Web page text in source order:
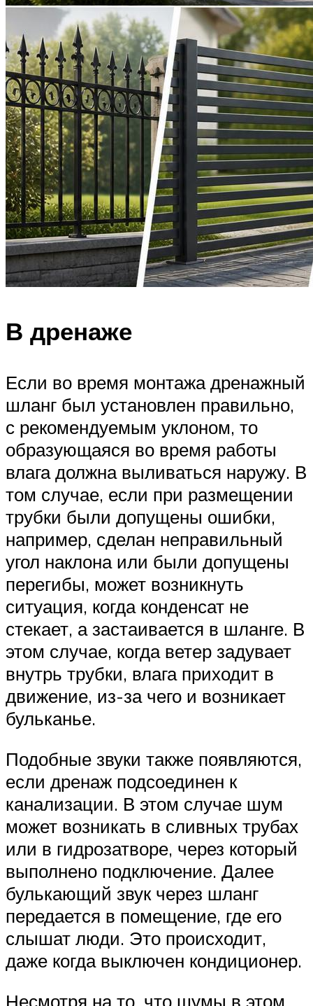
В дренаже
Если во время монтажа дренажный
шланг был установлен правильно,
с рекомендуемым уклоном, то
образующаяся во время работы
влага должна выливаться наружу. В
том случае, если при размещении
трубки были допущены ошибки,
например, сделан неправильный
угол наклона или были допущены
перегибы, может возникнуть
ситуация, когда конденсат не
стекает, а застаивается в шланге. В
этом случае, когда ветер задувает
внутрь трубки, влага приходит в
движение, из-за чего и возникает
бульканье.
Подобные звуки также появляются,
если дренаж подсоединен к
канализации. В этом случае шум
может возникать в сливных трубах
или в гидрозатворе, через который
выполнено подключение. Далее
булькающий звук через шланг
передается в помещение, где его
слышат люди. Это происходит,
даже когда выключен кондиционер.
Несмотря на то, что шумы в этом